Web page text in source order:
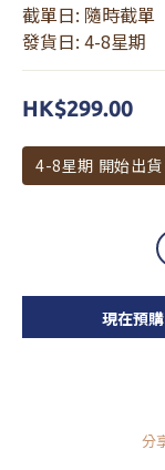
截單日: 隨時截單
發貨日: 4-8星期
HK$299.00
4-8星期 開始出貨
現在預購
分